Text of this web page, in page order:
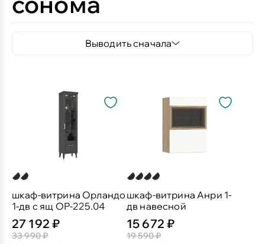
Выводить сначала
шкаф-витрина Орландо
1-дв с ящ ОР-225.04
27 192 ₽
33 990 ₽
шкаф-витрина Анри 1-
дв навесной
15 672 ₽
19 590 ₽